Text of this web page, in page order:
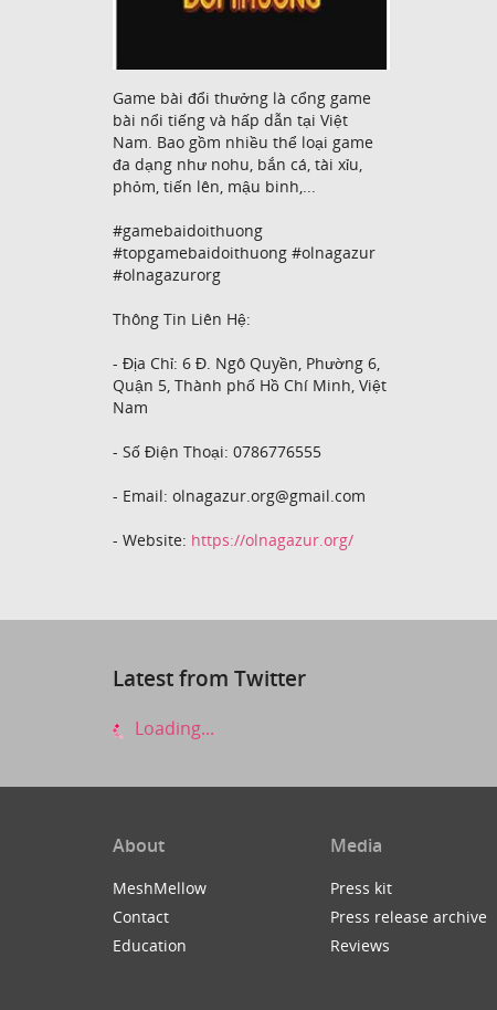
Game bài đổi thưởng là cổng game
bài nổi tiếng và hấp dẫn tại Việt
Nam. Bao gồm nhiều thể loại game
đa dạng như nohu, bắn cá, tài xỉu,
phỏm, tiến lên, mậu binh,...
#gamebaidoithuong
#topgamebaidoithuong #olnagazur
#olnagazurorg
Thông Tin Liên Hệ:
- Địa Chỉ: 6 Đ. Ngô Quyền, Phường 6,
Quận 5, Thành phố Hồ Chí Minh, Việt
Nam
- Số Điện Thoại: 0786776555
- Email: olnagazur.org@gmail.com
- Website: https://olnagazur.org/
Latest from Twitter
Loading...
About
MeshMellow
Contact
Education
Media
Press kit
Press release archive
Reviews